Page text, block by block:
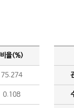
비율(%)
75.274
0.108